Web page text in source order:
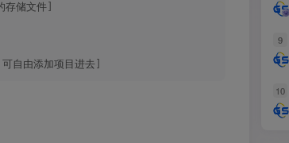
存储文件
自由添加项目进去
9
10
9
10